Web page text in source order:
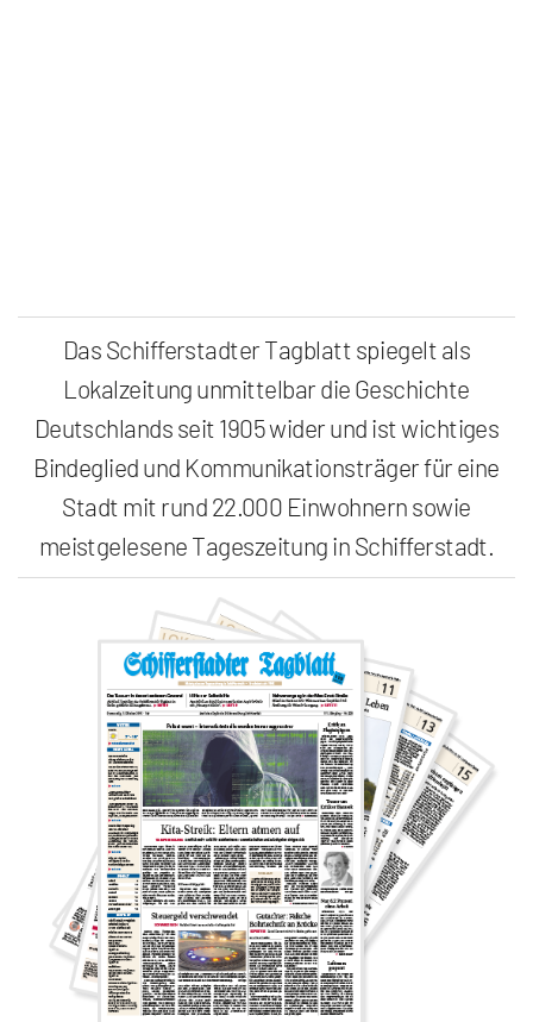
Das Schifferstadter Tagblatt spiegelt als
Lokalzeitung unmittelbar die Geschichte
Deutschlands seit 1905 wider und ist wichtiges
Bindeglied und Kommunikationsträger für eine
Stadt mit rund 22.000 Einwohnern sowie
meistgelesene Tageszeitung in Schifferstadt.